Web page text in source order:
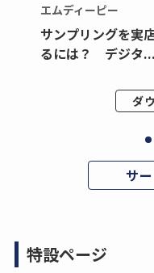
エムディーピー
サンプリングを実
るには？ デジタ...
ダ
サ
特設ページ